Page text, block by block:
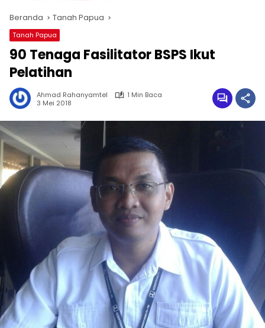
Beranda Tanah Papua
Tanah Papua
90 Tenaga Fasilitator BSPS Ikut
Pelatihan
Ahmad Rahanyamtel
1 Min Baca
3 Mei 2018